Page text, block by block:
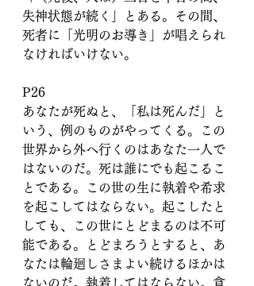
失神状態が続く」とある。その間、
死者に「光明のお導き」が唱えられ
なければいけない。
P26
あなたが死ぬと、「私は死んだ」と
いう、例のものがやってくる。この
世界から外へ行くのはあなた一人で
はないのだ。死は誰にでも起こるこ
とである。この世の生に執着や希求
を起こしてはならない。起こしたと
しても、この世にとどまるのは不可
能である。とどまろうとすると、あ
なたは輪廻しさまよい続けるほかは
ないのだ。執着してはならない。貪